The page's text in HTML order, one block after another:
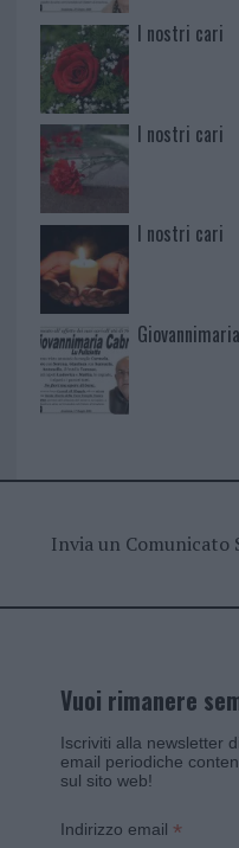
I nostri cari
I nostri cari
I nostri cari
Invia un Comunicato
Vuoi rimanere
Iscriviti alla newsletter
email periodiche
sul sito web!
Indirizzo email *